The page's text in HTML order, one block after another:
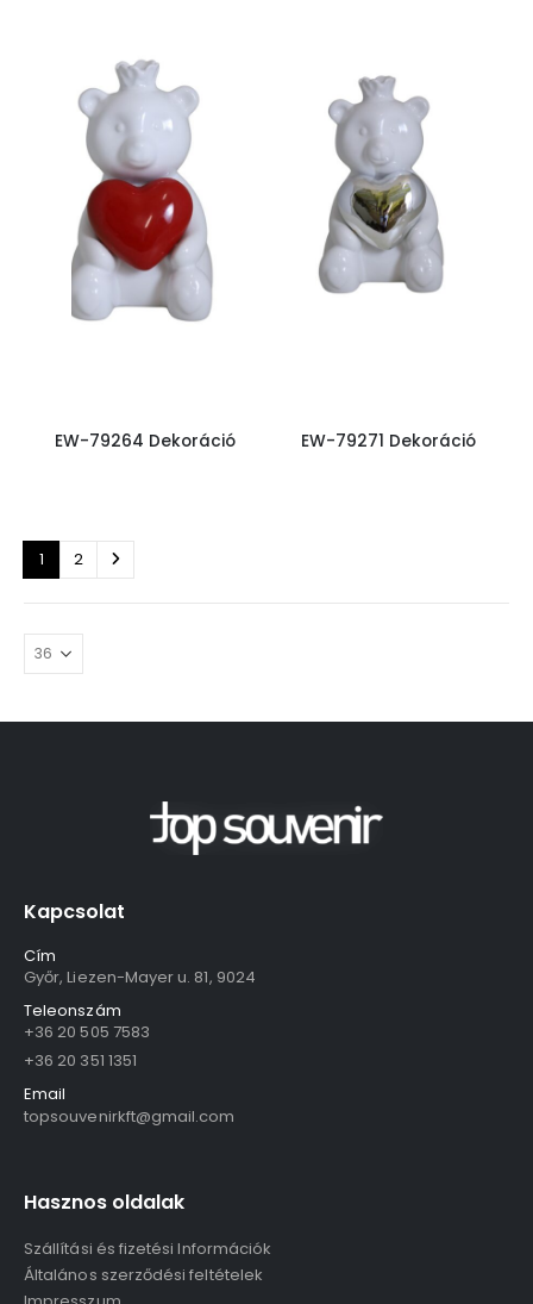
EW-79264 Dekoráció EW-79271 Dekoráció
1 2
Kapcsolat
Cím
Győr, Liezen-Mayer u. 81, 9024
Teleonszám
+36 20 505 7583
+36 20 351 1351
Email
topsouvenirkft@gmail.com
Hasznos oldalak
Szállítási és fizetési Információk
Általános szerződési feltételek